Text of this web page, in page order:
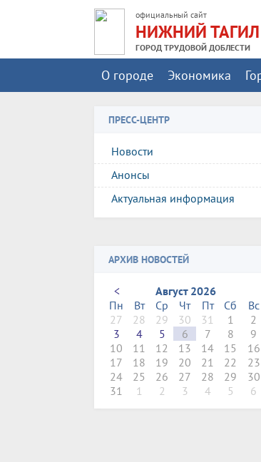
официальный сайт
НИЖНИЙ ТАГИЛ
ГОРОД ТРУДОВОЙ ДОБЛЕСТИ
О городе Экономика
ПРЕСС-ЦЕНТР
Новости
Анонсы
Актуальная информация
АРХИВ НОВОСТЕЙ
<
Август 2026
Пн
Вт Ср Чт Пт Сб
Вс
27
28 29 30 31 1
2
3
4 5 6 7 8
9
10
11 12 13 14 15
16
17
18 19 20 21 22
23
24
25 26 27 28 29
30
31
1 2 3 4 5 6